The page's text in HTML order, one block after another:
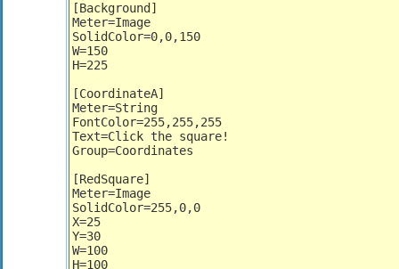
[Background]
Meter=Image
SolidColor=0,0,150
W=150
H=225
[CoordinateA]
Meter=String
FontColor=255,255,255
Text=Click the square!
Group=Coordinates
[RedSquare]
Meter=Image
SolidColor=255,0,0
X=25
Y=30
W=100
H=100